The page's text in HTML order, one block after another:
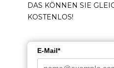
DAS KÖNNEN SIE
KOSTENLOS!
E-Mail*